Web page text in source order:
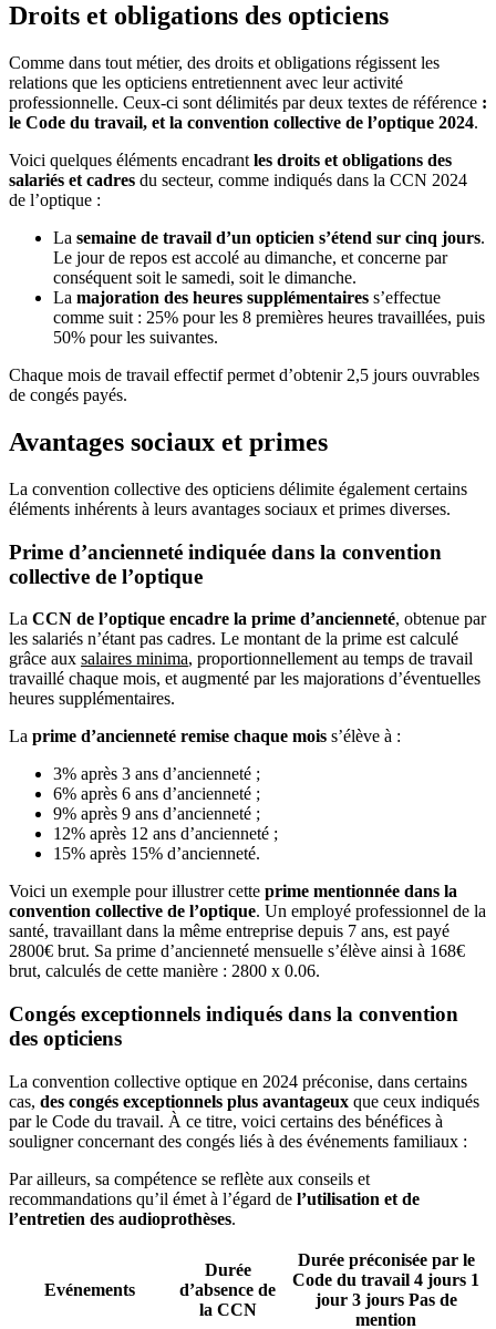
Droits et obligations des opticiens
Comme dans tout métier, des droits et obligations régissent les
relations que les opticiens entretiennent avec leur activité
professionnelle. Ceux-ci sont délimités par deux textes de référence :
le Code du travail, et la convention collective de l’optique 2024.
Voici quelques éléments encadrant les droits et obligations des
salariés et cadres du secteur, comme indiqués dans la CCN 2024
de l’optique :
La semaine de travail d’un opticien s’étend sur cinq jours.
Le jour de repos est accolé au dimanche, et concerne par
conséquent soit le samedi, soit le dimanche.
La majoration des heures supplémentaires s’effectue
comme suit : 25% pour les 8 premières heures travaillées, puis
50% pour les suivantes.
Chaque mois de travail effectif permet d’obtenir 2,5 jours ouvrables
de congés payés.
Avantages sociaux et primes
La convention collective des opticiens délimite également certains
éléments inhérents à leurs avantages sociaux et primes diverses.
Prime d’ancienneté indiquée dans la convention
collective de l’optique
La CCN de l’optique encadre la prime d’ancienneté, obtenue par
les salariés n’étant pas cadres. Le montant de la prime est calculé
grâce aux salaires minima, proportionnellement au temps de travail
travaillé chaque mois, et augmenté par les majorations d’éventuelles
heures supplémentaires.
La prime d’ancienneté remise chaque mois s’élève à :
3% après 3 ans d’ancienneté ;
6% après 6 ans d’ancienneté ;
9% après 9 ans d’ancienneté ;
12% après 12 ans d’ancienneté ;
15% après 15% d’ancienneté.
Voici un exemple pour illustrer cette prime mentionnée dans la
convention collective de l’optique. Un employé professionnel de la
santé, travaillant dans la même entreprise depuis 7 ans, est payé
2800€ brut. Sa prime d’ancienneté mensuelle s’élève ainsi à 168€
brut, calculés de cette manière : 2800 x 0.06.
Congés exceptionnels indiqués dans la convention
des opticiens
La convention collective optique en 2024 préconise, dans certains
cas, des congés exceptionnels plus avantageux que ceux indiqués
par le Code du travail. À ce titre, voici certains des bénéfices à
souligner concernant des congés liés à des événements familiaux :
Par ailleurs, sa compétence se reflète aux conseils et
recommandations qu’il émet à l’égard de l’utilisation et de
l’entretien des audioprothèses.
Evénements
Durée
d’absence de
la CCN
Durée préconisée par le
Code du travail 4 jours 1
jour 3 jours Pas de
mention